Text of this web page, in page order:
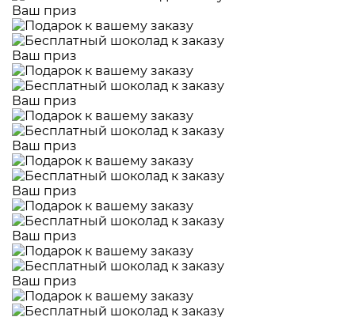
Ваш приз
Ваш приз
Ваш приз
Ваш приз
Ваш приз
Ваш приз
Ваш приз